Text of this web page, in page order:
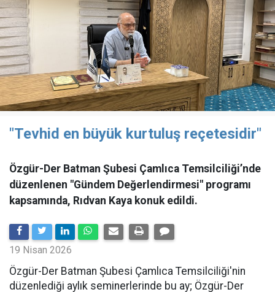
"Tevhid en büyük kurtuluş reçetesidir"
Özgür-Der Batman Şubesi Çamlıca Temsilciliği’nde
düzenlenen "Gündem Değerlendirmesi" programı
kapsamında, Rıdvan Kaya konuk edildi.
19 Nisan 2026
​Özgür-Der Batman Şubesi Çamlıca Temsilciliği'nin
düzenlediği aylık seminerlerinde bu ay; Özgür-Der